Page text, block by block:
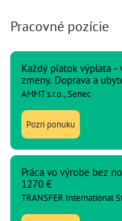
Pracovné pozície
Každý piatok výplata -
zmeny. Doprava a
AMMT s.r.o., Senec
Pozri ponuku
Práca vo výrobe bez
1270 €
TRANSFER International